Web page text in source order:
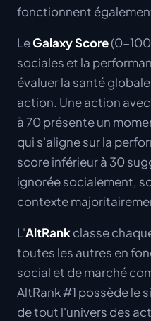
fonctionnent
LeGalaxy Score(0-
sociales et la
évaluer la santé
action. Une action
à 70 présente un
qui s'aligne sur la
score inférieur à 30
ignorée socialement,
contexte
L'AltRank classe
toutes les autres en
social et de marché
AltRank #1 possède le
de tout l'univers des